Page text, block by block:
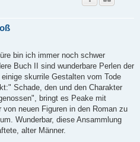
bin ich immer noch schwer
Buch II sind wunderbare Perlen der
skurrile Gestalten vom Tode
Schade, den und den Charakter
bringt es Peake mit
von neuen Figuren in den Roman zu
Wunderbar, diese Ansammlung
alter Männer.